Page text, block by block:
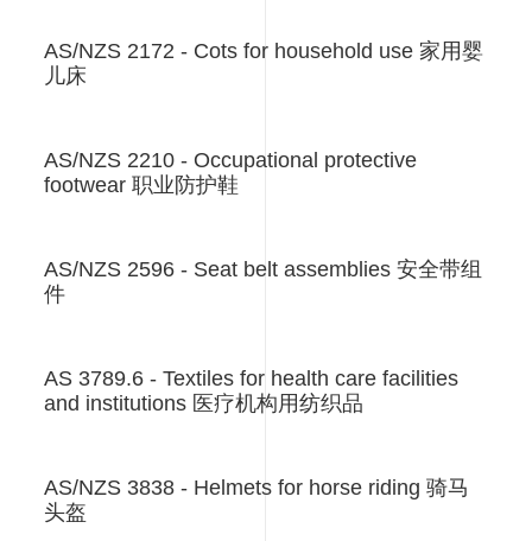
AS/NZS 2172 - Cots for household use 家用婴
儿床
AS/NZS 2210 - Occupational protective
footwear 职业防护鞋
AS/NZS 2596 - Seat belt assemblies 安全带组
件
AS 3789.6 - Textiles for health care facilities
and institutions 医疗机构用纺织品
AS/NZS 3838 - Helmets for horse riding 骑马
头盔